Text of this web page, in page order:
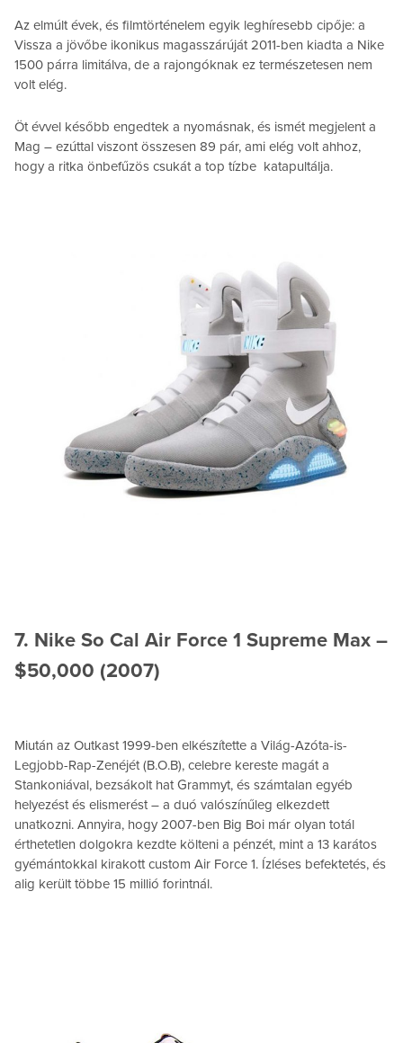
Az elmúlt évek, és filmtörténelem egyik leghíresebb cipője: a
Vissza a jövőbe ikonikus magasszárúját 2011-ben kiadta a Nike
1500 párra limitálva, de a rajongóknak ez természetesen nem
volt elég.
Öt évvel később engedtek a nyomásnak, és ismét megjelent a
Mag – ezúttal viszont összesen 89 pár, ami elég volt ahhoz,
hogy a ritka önbefűzös csukát a top tízbe katapultálja.
7. Nike So Cal Air Force 1 Supreme Max –
$50,000 (2007)
Miután az Outkast 1999-ben elkészítette a Világ-Azóta-is-
Legjobb-Rap-Zenéjét (B.O.B), celebre kereste magát a
Stankoniával, bezsákolt hat Grammyt, és számtalan egyéb
helyezést és elismerést – a duó valószínűleg elkezdett
unatkozni. Annyira, hogy 2007-ben Big Boi már olyan totál
érthetetlen dolgokra kezdte költeni a pénzét, mint a 13 karátos
gyémántokkal kirakott custom Air Force 1. Ízléses befektetés, és
alig került többe 15 millió forintnál.